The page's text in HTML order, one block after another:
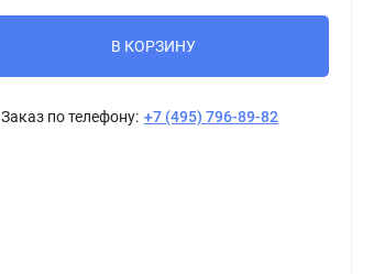
В КОРЗИНУ
Заказ по телефону: +7 (495) 796-89-82